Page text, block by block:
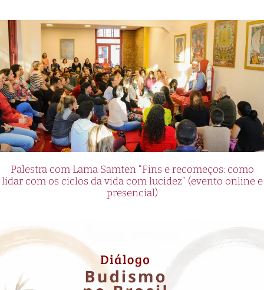
Palestra com Lama Samten “Fins e recomeços: como
lidar com os ciclos da vida com lucidez” (evento online e
presencial)